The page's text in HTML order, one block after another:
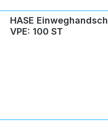
HASE
VPE: 100 ST